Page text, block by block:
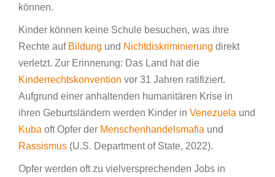
können.
Kinder können keine Schule besuchen, was ihre
Rechte auf Bildung und Nichtdiskriminierung direkt
verletzt. Zur Erinnerung: Das Land hat die
Kinderrechtskonvention vor 31 Jahren ratifiziert.
Aufgrund einer anhaltenden humanitären Krise in
ihren Geburtsländern werden Kinder in Venezuela und
Kuba oft Opfer der Menschenhandelsmafia und
Rassismus (U.S. Department of State, 2022).
Opfer werden oft zu vielversprechenden Jobs in